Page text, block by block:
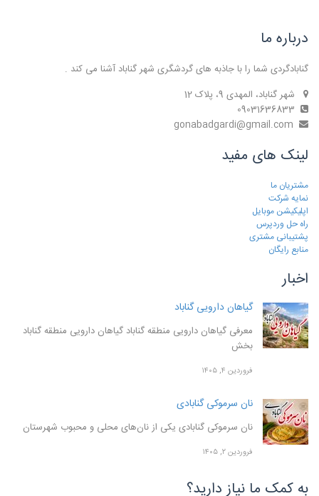
درباره ما
گنابادگردی شما را با جاذبه های گردشگری شهر گناباد آشنا می کند .
شهر گناباد، المهدی 9، پلاک 12
لینک های مفید
مشتریان ما
نمایه شرکت
اپلیکیشن موبایل
راه حل وردپرس
پشتیبانی مشتری
منابع رایگان
اخبار
گیاهان دارویی گناباد
معرفی گیاهان دارویی منطقه گناباد گیاهان دارویی منطقه گناباد
بخش
فروردین ۴, ۱۴۰۵
نان سرموکی گنابادی
نان سرموکی گنابادی یکی از نان‌های محلی و محبوب شهرستان
فروردین ۲, ۱۴۰۵
به کمک ما نیاز دارید؟